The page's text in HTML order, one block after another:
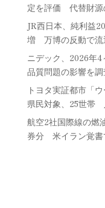
定を評価 代替財源
JR西日本、純利益
増 万博の反動で流
ニデック、2026年
品質問題の影響を調
トヨタ実証都市「
県民対象、25世帯
航空2社国際線の燃
券分 米イラン覚書